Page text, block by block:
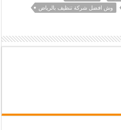
وش افضل شركة تنظيف بالرياض